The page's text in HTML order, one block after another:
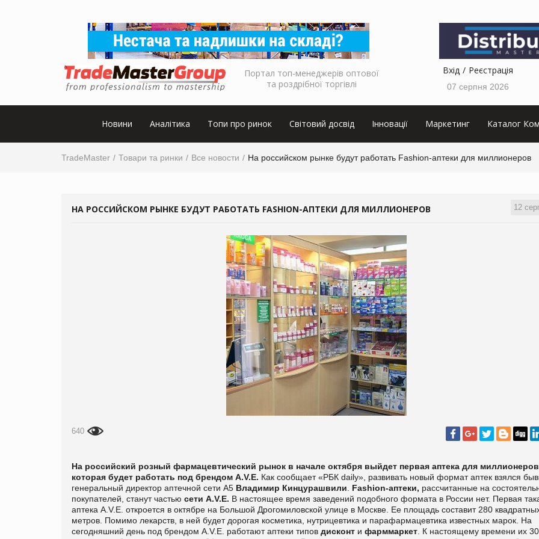
Портал топ-менеджерів оптової
та роздрібної торгівлі
Вхід Реєстрація
07 серпня 2026
Новини Аналітика Топи про ринок Світовий досвід Інновації Маркетинг Каталог
TradeMaster Товари та ринки Все новости На российском рынке будут работать Fashion-аптеки для миллионеров
12
НА РОССИЙСКОМ РЫНКЕ БУДУТ РАБОТАТЬ FASHION-АПТЕКИ ДЛЯ МИЛЛИОНЕРОВ
640
На российский розный фармацевтический рынок в начале октября выйдет первая аптека для
которая будет работать под брендом A.V.E. Как сообщает«РБК daily», развивать новый формат аптек взялся
генеральный директор аптечной сети А5 Владимир Кинцурашвили Fashion-аптеки, рассчитанные на
покупателей, станут частью сети A.V.E. В настоящее время заведений подобного формата в России нет. Первая
аптека A.V.E. откроется в октябре на Большой Дрогомиловской улице в Москве. Ее площадь составит 280
метров. Помимо лекарств, в ней будет дорогая косметика, нутрицевтика и парафармацевтика известных марок. На
сегодняшний день под брендом A.V.E. работают аптеки типов дисконт и фарммаркет . К настоящему времени их